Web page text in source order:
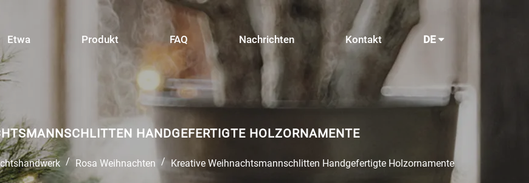
Etwa Produkt FAQ Nachrichten Kontakt DE
HANDGEFERTIGTE HOLZORNAMENTE
/ Rosa Weihnachten / Kreative Weihnachtsmannschlitten Handgefertigte Holzornamente